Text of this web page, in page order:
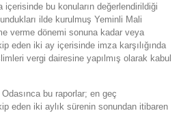
bu konuların değerlendirildiği
ilde kurulmuş Yeminli Mali
verme dönemi sonuna kadar veya
eden iki ay içerisinde imza karşılığında
vergi dairesine yapılmış olarak kabul
bu raporlar; en geç
eden iki aylık sürenin sonundan itibaren